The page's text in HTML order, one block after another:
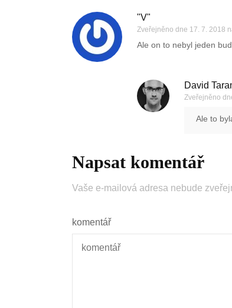
"V"
Zveřejněno dne 17. 7. 2018
Ale on to nebyl jeden
David
Zveřejněno
Ale to
Napsat komentář
Vaše e-mailová adresa nebude
komentář